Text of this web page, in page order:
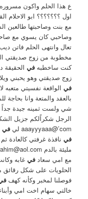
ع هذا الحلم واكون
اول ؟؟؟؟؟؟؟ ابو الاحلام
مع بنت وصاحبتها طالعين
وصاحبي كان يسوي مع
تعال وانتهى الحلم فاتن
مخطوبة من زوج صديقتي
كنت ساخطبهفي الحقيقة
زوج صديقتي وهو يحبني
في الواقعة نفسيتي
بالعقد والمتعة وانا
شي ولست ثمينه جيدة جداً
الرجل شكراًلكم جزيل
aaayyyaaa@’com لي
في
في نافذة غرفتي
مليئة بالدم
مع امي سعادفي غابه
الحلويات على شكل رقائق
فوصلنا لمخبر وكأنه كهف
خالتي سهام اخت امي